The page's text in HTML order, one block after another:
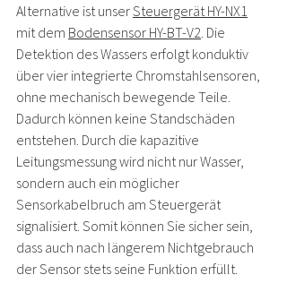
Alternative ist unser Steuergerät HY-NX1
mit dem Bodensensor HY-BT-V2. Die
Detektion des Wassers erfolgt konduktiv
über vier integrierte Chromstahlsensoren,
ohne mechanisch bewegende Teile.
Dadurch können keine Standschäden
entstehen. Durch die kapazitive
Leitungsmessung wird nicht nur Wasser,
sondern auch ein möglicher
Sensorkabelbruch am Steuergerät
signalisiert. Somit können Sie sicher sein,
dass auch nach längerem Nichtgebrauch
der Sensor stets seine Funktion erfüllt.